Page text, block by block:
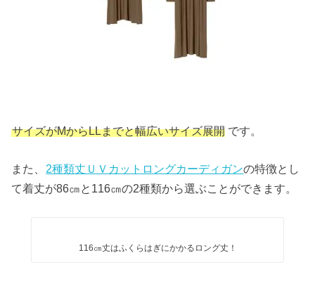
サイズがMからLLまでと幅広いサイズ展開 です。
また、 2種類丈ＵＶカットロングカーディガンの特徴とし
て着丈が86㎝と116㎝の2種類から選ぶことができます。
116㎝丈はふくらはぎにかかるロング丈！